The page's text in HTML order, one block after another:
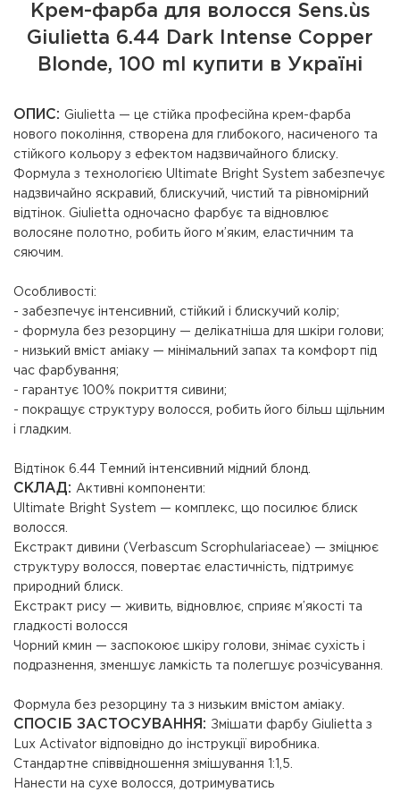
Крем-фарба для волосся Sens.ùs
Giulietta 6.44 Dark Intense Copper
Blonde, 100 ml купити в Україні
ОПИС: Giulietta — це стійка професійна крем-фарба
нового покоління, створена для глибокого, насиченого та
стійкого кольору з ефектом надзвичайного блиску.
Формула з технологією Ultimate Bright System забезпечує
надзвичайно яскравий, блискучий, чистий та рівномірний
відтінок. Giulietta одночасно фарбує та відновлює
волосяне полотно, робить його м’яким, еластичним та
сяючим.
Особливості:
- забезпечує інтенсивний, стійкий і блискучий колір;
- формула без резорцину — делікатніша для шкіри голови;
- низький вміст аміаку — мінімальний запах та комфорт під
час фарбування;
- гарантує 100% покриття сивини;
- покращує структуру волосся, робить його більш щільним
і гладким.
Відтінок 6.44 Темний інтенсивний мідний блонд.
СКЛАД: Активні компоненти:
Ultimate Bright System — комплекс, що посилює блиск
волосся.
Екстракт дивини (Verbascum Scrophulariaceae) — зміцнює
структуру волосся, повертає еластичність, підтримує
природний блиск.
Екстракт рису — живить, відновлює, сприяє м’якості та
гладкості волосся
Чорний кмин — заспокоює шкіру голови, знімає сухість і
подразнення, зменшує ламкість та полегшує розчісування.
Формула без резорцину та з низьким вмістом аміаку.
СПОСІБ ЗАСТОСУВАННЯ: Змішати фарбу Giulietta з
Lux Activator відповідно до інструкції виробника.
Стандартне співвідношення змішування 1:1,5.
Нанести на сухе волосся, дотримуватись